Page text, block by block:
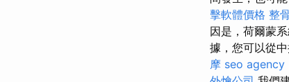
擊軟體價格 整
因是，荷爾蒙
據，您可以從
摩 seo agency